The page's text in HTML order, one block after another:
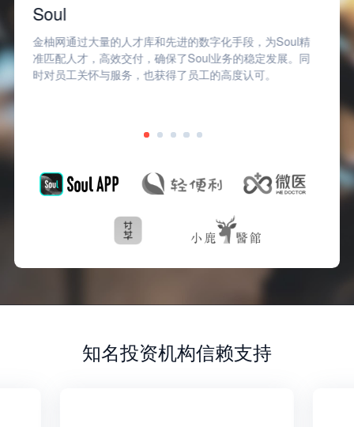
Soul
金柚网通过大量的人才库和先进的数字化手段，为Soul精
准匹配人才，高效交付，确保了Soul业务的稳定发展。同
时对员工关怀与服务，也获得了员工的高度认可。
知名投资机构信赖支持